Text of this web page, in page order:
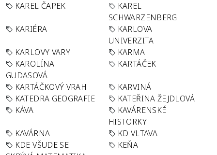
KAREL ČAPEK
KAREL
SCHWARZENBERG
KARIÉRA
KARLOVA
UNIVERZITA
KARLOVY VARY
KARMA
KAROLÍNA
GUDASOVÁ
KARTÁČEK
KARTÁČKOVÝ VRAH
KARVINÁ
KATEDRA GEOGRAFIE
KATEŘINA ŽEJDLOVÁ
KÁVA
KAVÁRENSKÉ
HISTORKY
KAVÁRNA
KD VLTAVA
KDE VŠUDE SE
KEŇA